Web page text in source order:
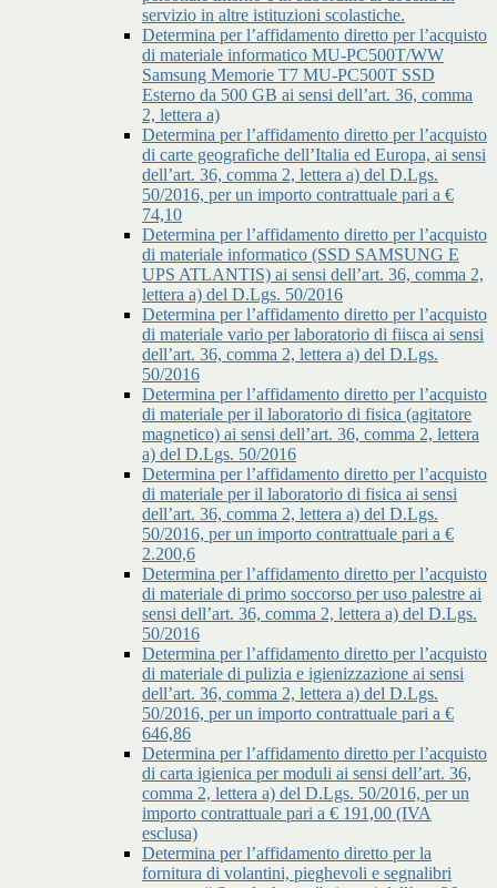
servizio in altre istituzioni scolastiche.
Determina per l’affidamento diretto per l’acquisto
di materiale informatico MU-PC500T/WW
Samsung Memorie T7 MU-PC500T SSD
Esterno da 500 GB ai sensi dell’art. 36, comma
2, lettera a)
Determina per l’affidamento diretto per l’acquisto
di carte geografiche dell’Italia ed Europa, ai sensi
dell’art. 36, comma 2, lettera a) del D.Lgs.
50/2016, per un importo contrattuale pari a €
74,10
Determina per l’affidamento diretto per l’acquisto
di materiale informatico (SSD SAMSUNG E
UPS ATLANTIS) ai sensi dell’art. 36, comma 2,
lettera a) del D.Lgs. 50/2016
Determina per l’affidamento diretto per l’acquisto
di materiale vario per laboratorio di fiisca ai sensi
dell’art. 36, comma 2, lettera a) del D.Lgs.
50/2016
Determina per l’affidamento diretto per l’acquisto
di materiale per il laboratorio di fisica (agitatore
magnetico) ai sensi dell’art. 36, comma 2, lettera
a) del D.Lgs. 50/2016
Determina per l’affidamento diretto per l’acquisto
di materiale per il laboratorio di fisica ai sensi
dell’art. 36, comma 2, lettera a) del D.Lgs.
50/2016, per un importo contrattuale pari a €
2.200,6
Determina per l’affidamento diretto per l’acquisto
di materiale di primo soccorso per uso palestre ai
sensi dell’art. 36, comma 2, lettera a) del D.Lgs.
50/2016
Determina per l’affidamento diretto per l’acquisto
di materiale di pulizia e igienizzazione ai sensi
dell’art. 36, comma 2, lettera a) del D.Lgs.
50/2016, per un importo contrattuale pari a €
646,86
Determina per l’affidamento diretto per l’acquisto
di carta igienica per moduli ai sensi dell’art. 36,
comma 2, lettera a) del D.Lgs. 50/2016, per un
importo contrattuale pari a € 191,00 (IVA
esclusa)
Determina per l’affidamento diretto per la
fornitura di volantini, pieghevoli e segnalibri